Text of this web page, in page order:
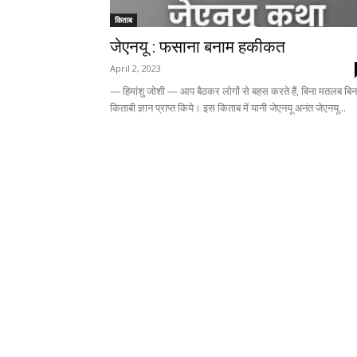
किताब
जेएनयू : फसाना बनाम हकीकत
April 2, 2023
— हिमांशु जोशी — आप बैठकर लोगों से बहस करते हैं, बिना मतलब
किताबी ज्ञान प्राप्त किये। इस किताब में यानी जेएनयू अनंत जेएनयू...